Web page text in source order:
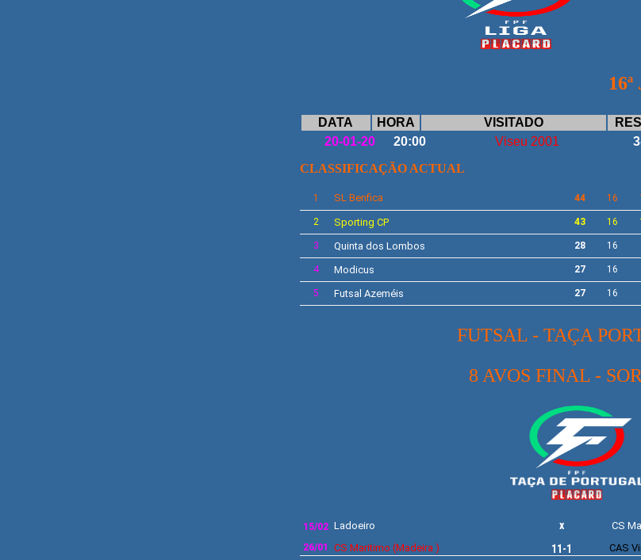
DATA HORA VISITADO RES
20-01-20
20:00 Viseu 2001
CLASSIFICAÇÃO ACTUAL
1 SL Benfica 44 16
2 Sporting CP 43 16
3 Quinta dos Lombos 28 16
4 Modicus 27 16
5 Futsal Azeméis 27 16
FUTSAL - TAÇA
8 AVOS FINAL -
15/02
26/01
Ladoeiro
CS Maritimo (Madeira )
x
11-1
CS
CAS